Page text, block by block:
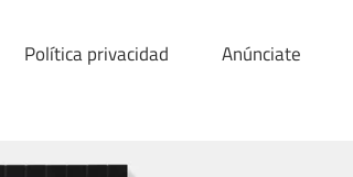
Política privacidad Anúnciate